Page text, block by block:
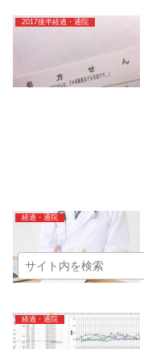
2017後半経過・通院
経過・通院
経過・通院